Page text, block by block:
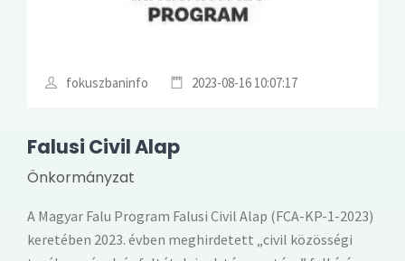
fokuszbaninfo 2023-08-16 10:07:17
Falusi Civil Alap
Önkormányzat
A Magyar Falu Program Falusi Civil Alap (FCA-KP-1-2023)
keretében 2023. évben meghirdetett „civil közösségi